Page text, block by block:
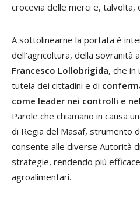
crocevia delle merci e, talvolta,
A sottolinearne la portata è
dell’agricoltura, della sovranità
Francesco Lollobrigida, che in
tutela dei cittadini e di
come leader nei controlli e
Parole che chiamano in causa
di Regia del Masaf, strumento
consente alle diverse Autorità
strategie, rendendo più
agroalimentari.